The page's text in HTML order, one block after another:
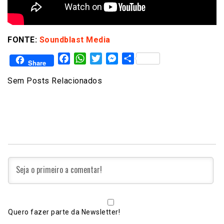
FONTE: Soundblast Media
Share FacebookWhatsAppTwitterMessenger
Share
Sem Posts Relacionados
Quero fazer parte da Newsletter!